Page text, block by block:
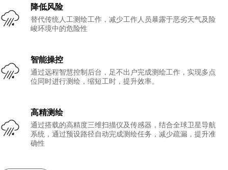
降低风险
替代传统人工测绘工作，减少工作人员暴露于恶劣天气及险
峻环境中的危险性
智能操控
通过远程智慧控制后台，足不出户完成测绘工作，实现多点
位同时进行测绘，缩短工时，提升效率。
高精测绘
通过搭载的高精度三维扫描仪及传感器，结合全球卫星导航
系统，通过预设路径自动完成测绘任务，减少疏漏，提升准
确性